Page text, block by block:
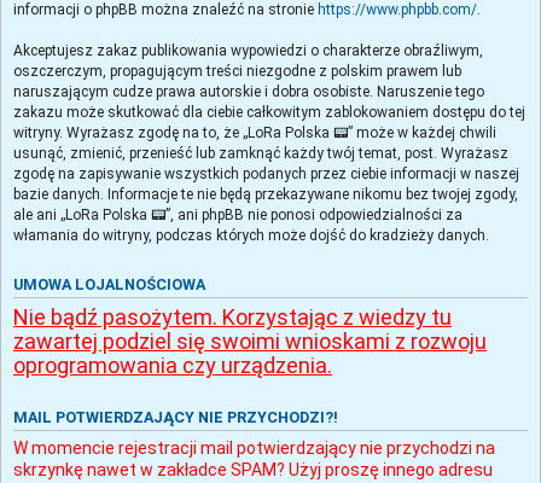
informacji o phpBB można znaleźć na stronie https://www.phpbb.com/.
Akceptujesz zakaz publikowania wypowiedzi o charakterze obraźliwym,
oszczerczym, propagującym treści niezgodne z polskim prawem lub
naruszającym cudze prawa autorskie i dobra osobiste. Naruszenie tego
zakazu może skutkować dla ciebie całkowitym zablokowaniem dostępu do tej
witryny. Wyrażasz zgodę na to, że „LoRa Polska 📟” może w każdej chwili
usunąć, zmienić, przenieść lub zamknąć każdy twój temat, post. Wyrażasz
zgodę na zapisywanie wszystkich podanych przez ciebie informacji w naszej
bazie danych. Informacje te nie będą przekazywane nikomu bez twojej zgody,
ale ani „LoRa Polska 📟”, ani phpBB nie ponosi odpowiedzialności za
włamania do witryny, podczas których może dojść do kradzieży danych.
UMOWA LOJALNOŚCIOWA
Nie bądź pasożytem. Korzystając z wiedzy tu
zawartej podziel się swoimi wnioskami z rozwoju
oprogramowania czy urządzenia.
MAIL POTWIERDZAJĄCY NIE PRZYCHODZI?!
W momencie rejestracji mail potwierdzający nie przychodzi na
skrzynkę nawet w zakładce SPAM? Użyj proszę innego adresu